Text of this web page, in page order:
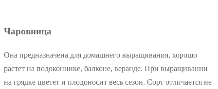
Чаровница
Она предназначена для домашнего выращивания, хорошо
растет на подоконнике, балконе, веранде. При выращивании
на грядке цветет и плодоносит весь сезон. Сорт отличается не